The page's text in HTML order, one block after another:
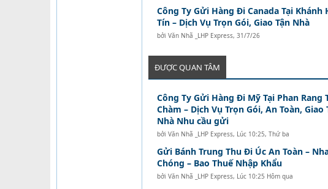
Công Ty Gửi Hàng Đi Canada Tại Khánh
Tín – Dịch Vụ Trọn Gói, Giao Tận Nhà
bởi Văn Nhã _LHP Express, 31/7/26
ĐƯỢC QUAN TÂM
Công Ty Gửi Hàng Đi Mỹ Tại Phan Rang
Chàm – Dịch Vụ Trọn Gói, An Toàn, Giao
Nhà Nhu cầu gửi
bởi Văn Nhã _LHP Express, Lúc 10:25, Thứ ba
Gửi Bánh Trung Thu Đi Úc An Toàn –
Chóng – Bao Thuế Nhập Khẩu
bởi Văn Nhã _LHP Express, Lúc 10:25 Hôm qua